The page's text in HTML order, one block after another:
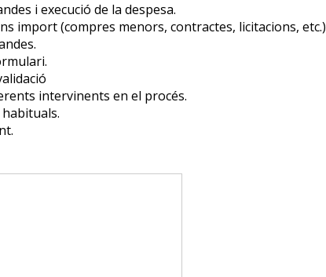
i execució de la despesa.
import (compres menors, contractes, licitacions, etc.)
intervinents en el procés.